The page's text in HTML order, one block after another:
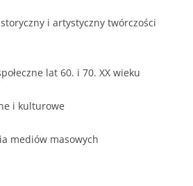
i artystyczny twórczości
lat 60. i 70. XX wieku
i kulturowe
mediów masowych